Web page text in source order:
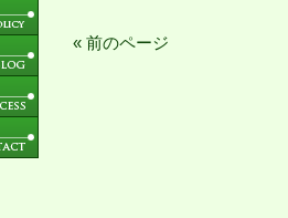
« 前のページ